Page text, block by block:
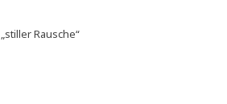
Rausche“